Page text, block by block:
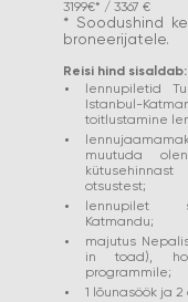
3199€* / 3367 €
* Soodushind
broneerijatele.
Reisi hind sisaldab:
lennupiletid
Istanbul-
toitlustamine
muutuda
otsustest;
lennupilet
Katmandu;
majutus
in toad),
programmile;
1 lõunasöök ja